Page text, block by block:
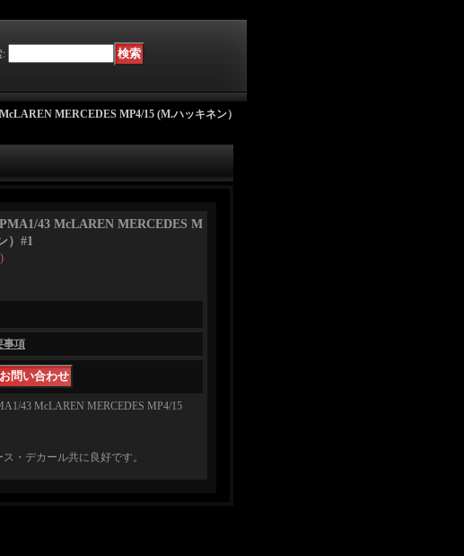
:
MERCEDES MP4/15 (M.ハッキネン）
43 McLAREN MERCEDES M
）#1
事項
43 McLAREN MERCEDES MP4/15
・デカール共に良好です。